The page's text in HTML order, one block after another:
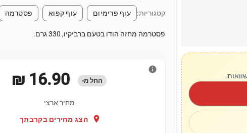
קטגוריות: עוף פרימיום עוף קפוא פסטרמה
פסטרמה מחזה הודו בטעם ברביקיו, 330 גרם.
החל מ-
מחיר ארצי
location_on הצג מחירים בקרבתך
info